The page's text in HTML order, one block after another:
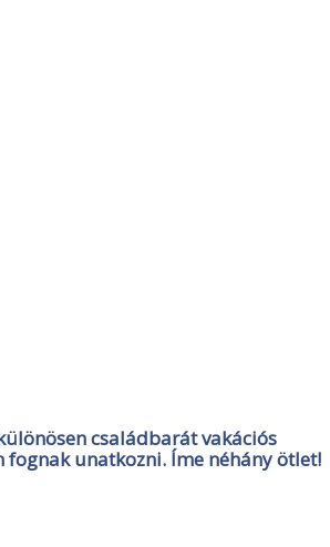
családbarát vakációs
unatkozni. Íme néhány ötlet!